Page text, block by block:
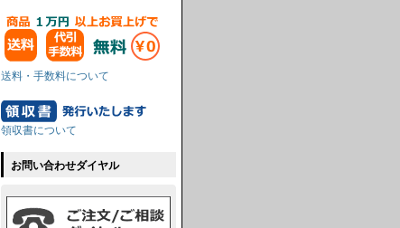
送料・手数料について
領収書について
お問い合わせダイヤル